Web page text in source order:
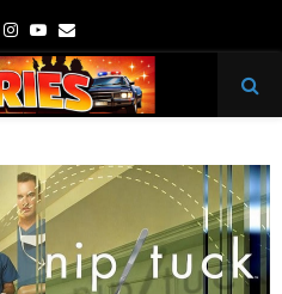
Instagram
Youtube
Email